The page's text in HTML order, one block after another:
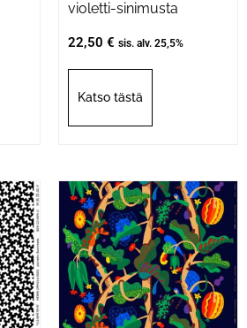
violetti-sinimusta
22,50 € sis. alv. 25,5%
Katso tästä